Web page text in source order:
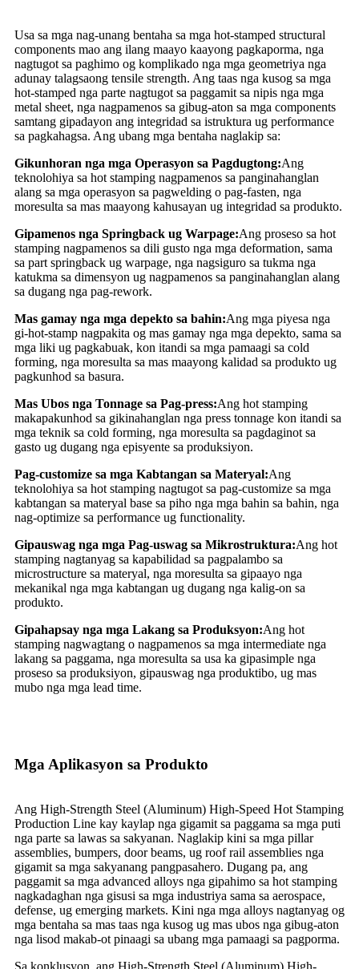
Usa sa mga nag-unang bentaha sa mga hot-stamped structural
components mao ang ilang maayo kaayong pagkaporma, nga
nagtugot sa paghimo og komplikado nga mga geometriya nga
adunay talagsaong tensile strength. Ang taas nga kusog sa mga
hot-stamped nga parte nagtugot sa paggamit sa nipis nga mga
metal sheet, nga nagpamenos sa gibug-aton sa mga components
samtang gipadayon ang integridad sa istruktura ug performance
sa pagkahagsa. Ang ubang mga bentaha naglakip sa:
Gikunhoran nga mga Operasyon sa Pagdugtong:Ang
teknolohiya sa hot stamping nagpamenos sa panginahanglan
alang sa mga operasyon sa pagwelding o pag-fasten, nga
moresulta sa mas maayong kahusayan ug integridad sa produkto.
Gipamenos nga Springback ug Warpage:Ang proseso sa hot
stamping nagpamenos sa dili gusto nga mga deformation, sama
sa part springback ug warpage, nga nagsiguro sa tukma nga
katukma sa dimensyon ug nagpamenos sa panginahanglan alang
sa dugang nga pag-rework.
Mas gamay nga mga depekto sa bahin:Ang mga piyesa nga
gi-hot-stamp nagpakita og mas gamay nga mga depekto, sama sa
mga liki ug pagkabuak, kon itandi sa mga pamaagi sa cold
forming, nga moresulta sa mas maayong kalidad sa produkto ug
pagkunhod sa basura.
Mas Ubos nga Tonnage sa Pag-press:Ang hot stamping
makapakunhod sa gikinahanglan nga press tonnage kon itandi sa
mga teknik sa cold forming, nga moresulta sa pagdaginot sa
gasto ug dugang nga episyente sa produksiyon.
Pag-customize sa mga Kabtangan sa Materyal:Ang
teknolohiya sa hot stamping nagtugot sa pag-customize sa mga
kabtangan sa materyal base sa piho nga mga bahin sa bahin, nga
nag-optimize sa performance ug functionality.
Gipauswag nga mga Pag-uswag sa Mikrostruktura:Ang hot
stamping nagtanyag sa kapabilidad sa pagpalambo sa
microstructure sa materyal, nga moresulta sa gipaayo nga
mekanikal nga mga kabtangan ug dugang nga kalig-on sa
produkto.
Gipahapsay nga mga Lakang sa Produksyon:Ang hot
stamping nagwagtang o nagpamenos sa mga intermediate nga
lakang sa paggama, nga moresulta sa usa ka gipasimple nga
proseso sa produksiyon, gipauswag nga produktibo, ug mas
mubo nga mga lead time.
Mga Aplikasyon sa Produkto
Ang High-Strength Steel (Aluminum) High-Speed ​​Hot Stamping
Production Line kay kaylap nga gigamit sa paggama sa mga puti
nga parte sa lawas sa sakyanan. Naglakip kini sa mga pillar
assemblies, bumpers, door beams, ug roof rail assemblies nga
gigamit sa mga sakyanang pangpasahero. Dugang pa, ang
paggamit sa mga advanced alloys nga gipahimo sa hot stamping
nagkadaghan nga gisusi sa mga industriya sama sa aerospace,
defense, ug emerging markets. Kini nga mga alloys nagtanyag og
mga bentaha sa mas taas nga kusog ug mas ubos nga gibug-aton
nga lisod makab-ot pinaagi sa ubang mga pamaagi sa pagporma.
Sa konklusyon, ang High-Strength Steel (Aluminum) High-